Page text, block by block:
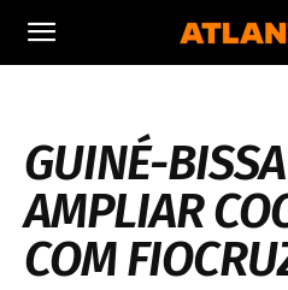
GUINÉ-
AMPLIAR
COM